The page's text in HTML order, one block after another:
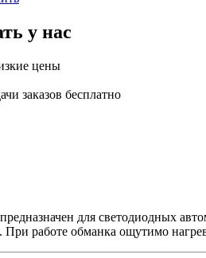
у нас
цены
заказов бесплатно
для светодиодных
При работе обманка ощутимо